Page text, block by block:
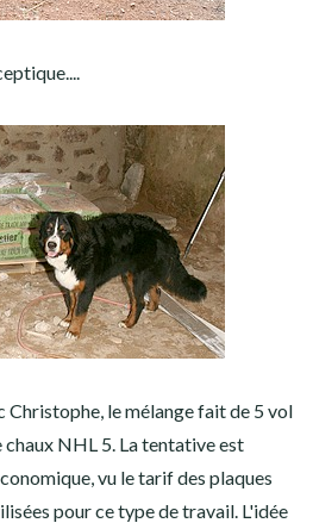
Christophe, le mélange fait de 5 vol
chaux NHL 5. La tentative est
vu le tarif des plaques
pour ce type de travail. L'idée